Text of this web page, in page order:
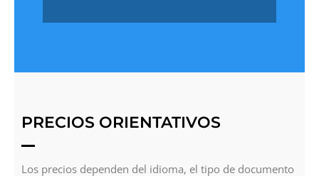
PRECIOS ORIENTATIVOS
Los precios dependen del idioma, el tipo de documento